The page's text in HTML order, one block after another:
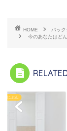
HOME バッ
今のあなたはど
とじぶん